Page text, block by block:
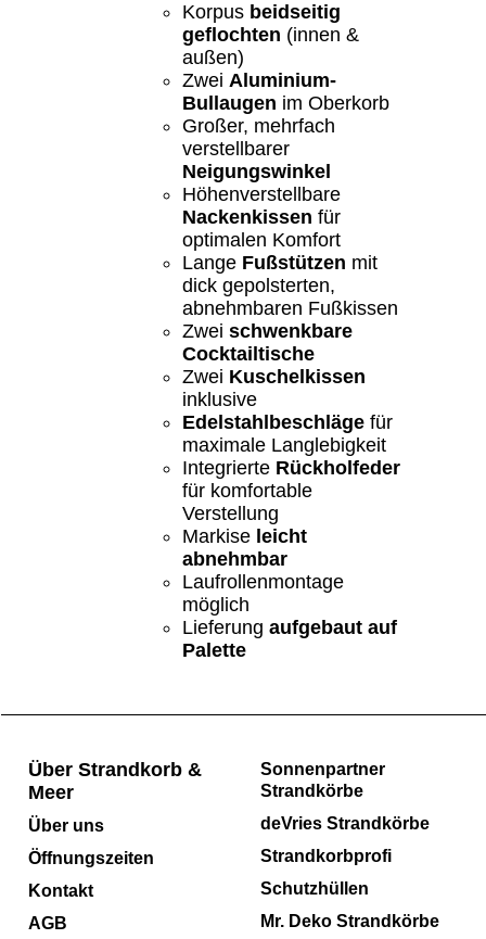
Korpus beidseitig
geflochten (innen &
außen)
Zwei Aluminium-
Bullaugen im Oberkorb
Großer, mehrfach
verstellbarer
Neigungswinkel
Höhenverstellbare
Nackenkissen für
optimalen Komfort
Lange Fußstützen mit
dick gepolsterten,
abnehmbaren Fußkissen
Zwei schwenkbare
Cocktailtische
Zwei Kuschelkissen
inklusive
Edelstahlbeschläge für
maximale Langlebigkeit
Integrierte Rückholfeder
für komfortable
Verstellung
Markise leicht
abnehmbar
Laufrollenmontage
möglich
Lieferung aufgebaut auf
Palette
Sonnenpartner
Strandkörbe
deVries Strandkörbe
Strandkorbprofi
Schutzhüllen
Mr. Deko Strandkörbe
Über Strandkorb &
Meer
Über uns
Öffnungszeiten
Kontakt
AGB